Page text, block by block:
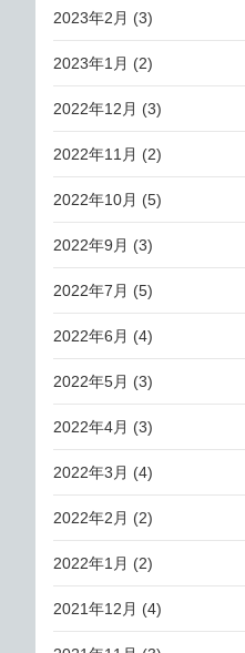
2023年2月 (3)
2023年1月 (2)
2022年12月 (3)
2022年11月 (2)
2022年10月 (5)
2022年9月 (3)
2022年7月 (5)
2022年6月 (4)
2022年5月 (3)
2022年4月 (3)
2022年3月 (4)
2022年2月 (2)
2022年1月 (2)
2021年12月 (4)